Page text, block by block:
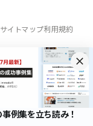
サイトマップ利用規約